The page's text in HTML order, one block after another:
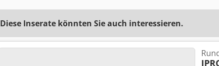
Diese Inserate könnten Sie auch interessieren.